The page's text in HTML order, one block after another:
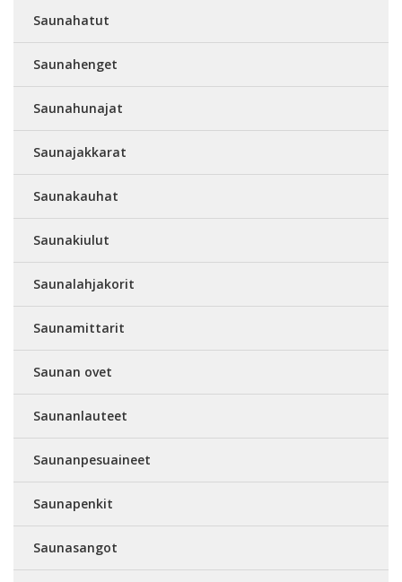
Saunahatut
Saunahenget
Saunahunajat
Saunajakkarat
Saunakauhat
Saunakiulut
Saunalahjakorit
Saunamittarit
Saunan ovet
Saunanlauteet
Saunanpesuaineet
Saunapenkit
Saunasangot